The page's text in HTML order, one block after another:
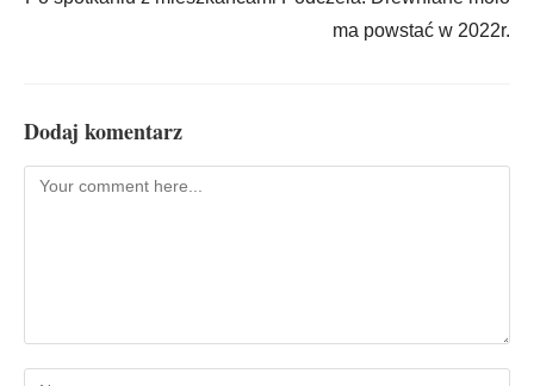
ma powstać w 2022r.
Dodaj komentarz